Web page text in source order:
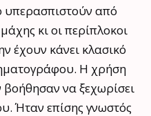
υπερασπιστούν από
κι οι περίπλοκοι
έχουν κάνει κλασικό
Η χρήση
βοήθησαν να ξεχωρίσει
Ήταν επίσης γνωστός